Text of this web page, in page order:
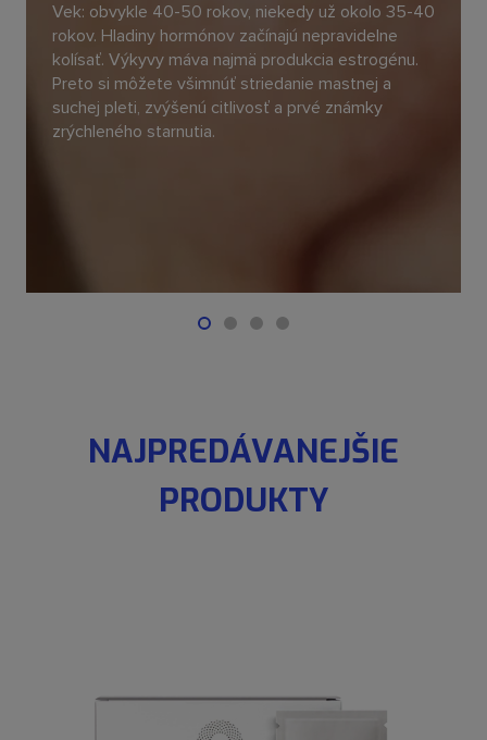
Vek: obvykle 40-50 rokov, niekedy už okolo 35-40
rokov. Hladiny hormónov začínajú nepravidelne
kolísať. Výkyvy máva najmä produkcia estrogénu.
Preto si môžete všimnúť striedanie mastnej a
suchej pleti, zvýšenú citlivosť a prvé známky
zrýchleného starnutia.
NAJPREDÁVANEJŠIE
PRODUKTY